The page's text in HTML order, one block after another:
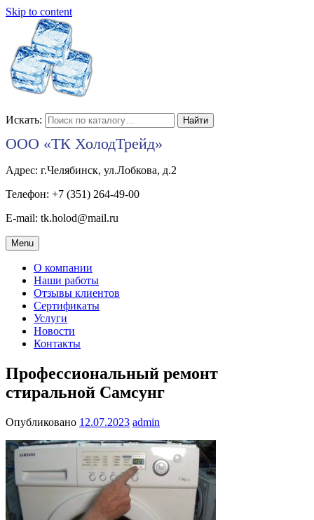
Skip to content
Искать:
ООО «ТК ХолодТрейд»
Адрес: г.Челябинск, ул.Лобкова, д.2
Телефон: +7 (351) 264-49-00
E-mail: tk.holod@mail.ru
Menu
О компании
Наши работы
Отзывы клиентов
Сертификаты
Услуги
Новости
Контакты
Профессиональный ремонт
стиральной Самсунг
Опубликовано 12.07.2023 admin